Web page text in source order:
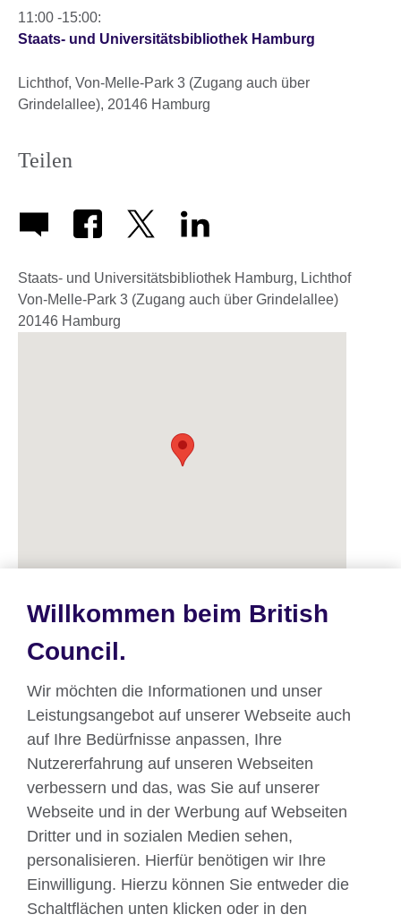
11:00 -15:00:
Staats- und Universitätsbibliothek Hamburg
Lichthof, Von-Melle-Park 3 (Zugang auch über
Grindelallee), 20146 Hamburg
Teilen
Staats- und Universitätsbibliothek Hamburg, Lichthof
Von-Melle-Park 3 (Zugang auch über Grindelallee)
20146 Hamburg
Der weltweit beliebteste Englischsprachtest
Über uns
Englisch unterrichten
Willkommen beim British
Council.
Wir möchten die Informationen und unser
Leistungsangebot auf unserer Webseite auch
auf Ihre Bedürfnisse anpassen, Ihre
Nutzererfahrung auf unseren Webseiten
verbessern und das, was Sie auf unserer
Webseite und in der Werbung auf Webseiten
Dritter und in sozialen Medien sehen,
personalisieren. Hierfür benötigen wir Ihre
Einwilligung. Hierzu können Sie entweder die
Schaltflächen unten klicken oder in den